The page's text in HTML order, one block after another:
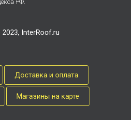
РФ.
InterRoof.ru
Доставка и оплата
Магазины на карте